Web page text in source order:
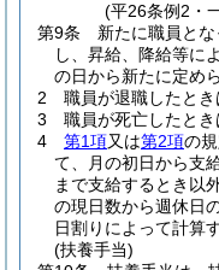
(平26条例2・
第9条
新たに職員と
し、昇給、降給等に
の日から新たに定め
2
職員が退職したとき
3
職員が死亡したとき
4
第1項又は第2項の
て、月の初日から支
まで支給するとき以
の現日数から週休日
日割りによって計算す
(扶養手当)